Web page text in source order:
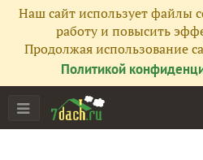
Наш сайт использует файлы
работу и повысить
Продолжая использование
Политикой
Главная
Подписчики